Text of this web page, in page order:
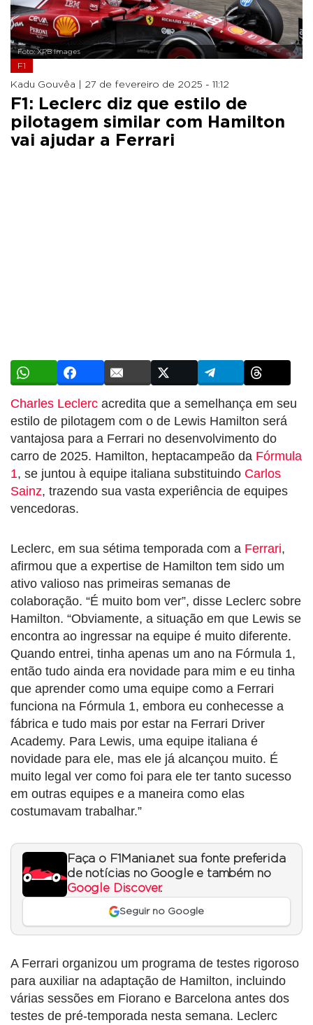
Foto: XPB Images
F1
Kadu Gouvêa | 27 de fevereiro de 2025 - 11:12
F1: Leclerc diz que estilo de
pilotagem similar com Hamilton
vai ajudar a Ferrari
Charles Leclerc acredita que a semelhança em seu
estilo de pilotagem com o de Lewis Hamilton será
vantajosa para a Ferrari no desenvolvimento do
carro de 2025. Hamilton, heptacampeão da Fórmula
1, se juntou à equipe italiana substituindo Carlos
Sainz, trazendo sua vasta experiência de equipes
vencedoras.
Leclerc, em sua sétima temporada com a Ferrari,
afirmou que a expertise de Hamilton tem sido um
ativo valioso nas primeiras semanas de
colaboração. “É muito bom ver”, disse Leclerc sobre
Hamilton. “Obviamente, a situação em que Lewis se
encontra ao ingressar na equipe é muito diferente.
Quando entrei, tinha apenas um ano na Fórmula 1,
então tudo ainda era novidade para mim e eu tinha
que aprender como uma equipe como a Ferrari
funciona na Fórmula 1, embora eu conhecesse a
fábrica e tudo mais por estar na Ferrari Driver
Academy. Para Lewis, uma equipe italiana é
novidade para ele, mas ele já alcançou muito. É
muito legal ver como foi para ele ter tanto sucesso
em outras equipes e a maneira como elas
costumavam trabalhar.”
Faça o F1Mania.net sua fonte preferida
de notícias no Google e também no
Google Discover.
Seguir no Google
A Ferrari organizou um programa de testes rigoroso
para auxiliar na adaptação de Hamilton, incluindo
várias sessões em Fiorano e Barcelona antes dos
testes de pré-temporada nesta semana. Leclerc